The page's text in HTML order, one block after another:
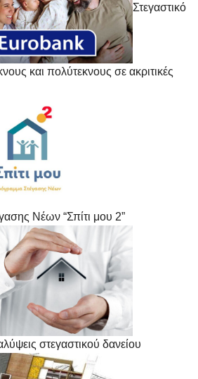
Στεγαστικό
και πολύτεκνους σε ακριτικές
Νέων “Σπίτι μου 2”
στεγαστικού δανείου